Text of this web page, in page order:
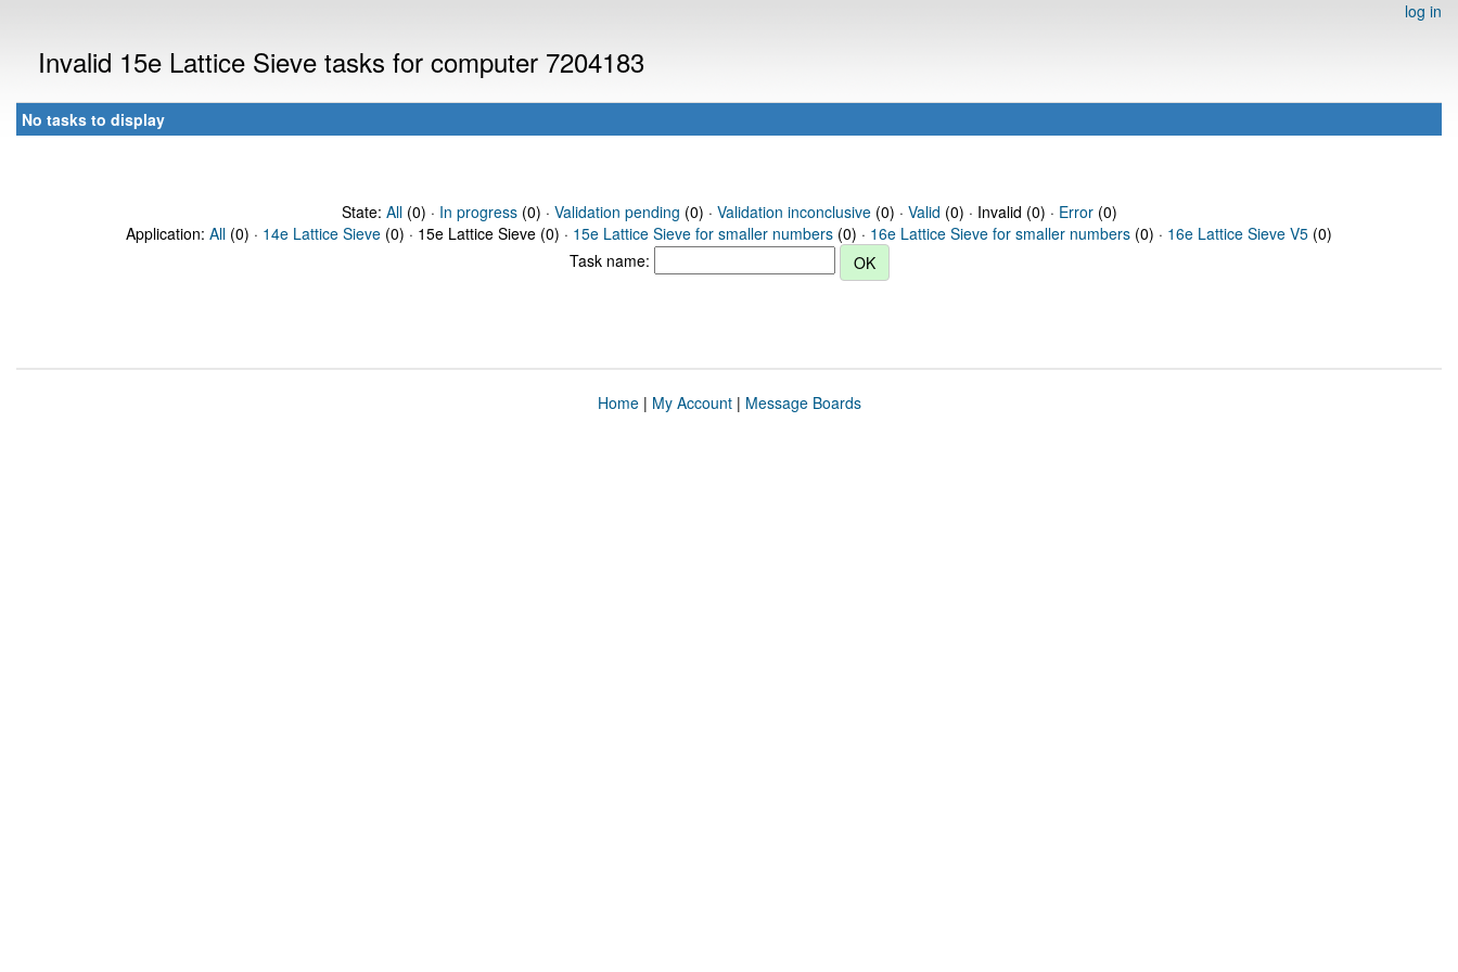
log in
Invalid 15e Lattice Sieve tasks for computer 7204183
No tasks to display
State: All(0) · In progress(0) · Validation pending (0) · Validation inconclusive(0) · Valid (0) · Invalid (0) · Error(0)
Application: All (0) · 14e Lattice Sieve (0) · 15e Lattice Sieve (0) · 15e Lattice Sieve for smaller numbers (0) · 16e Lattice Sieve for smaller numbers (0) · 16e Lattice Sieve V5 (0)
Task name:
Home| My Account| Message Boards